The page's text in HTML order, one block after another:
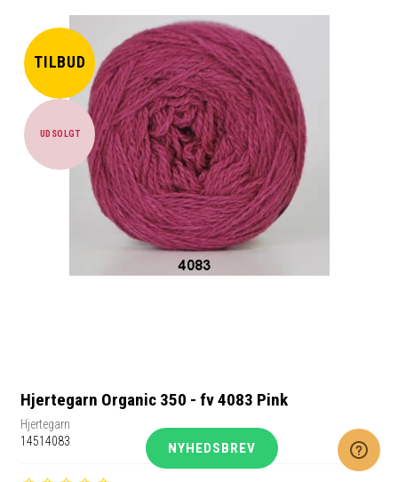
TILBUD
UDSOLGT
Hjertegarn Organic 350 - fv 4083 Pink
Hjertegarn
14514083
NYHEDSBREV